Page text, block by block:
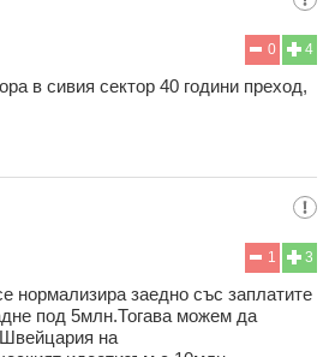
4
0
в сивия сектор 40 години преход,
3
1
нормализира заедно със заплатите
под 5млн.Тогава можем да
на